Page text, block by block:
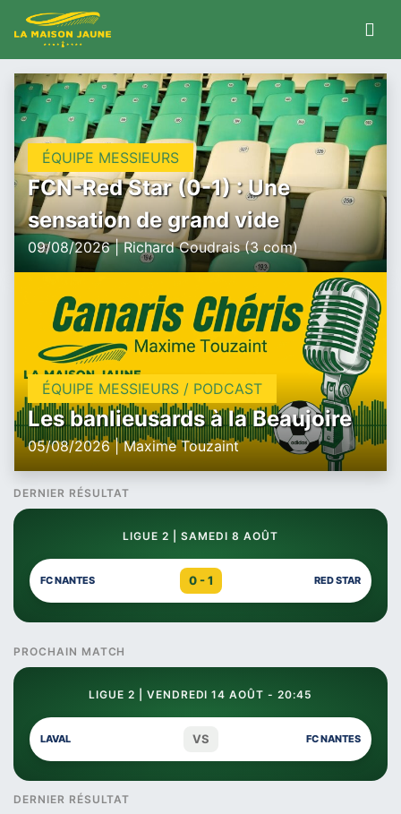
ÉQUIPE MESSIEURS
FCN-Red Star (0-1) : Une
sensation de grand vide
09/08/2026 | Richard Coudrais (3 com)
ÉQUIPE MESSIEURS / PODCAST
Les banlieusards à la Beaujoire
05/08/2026 | Maxime Touzaint
DERNIER RÉSULTAT
LIGUE 2 | SAMEDI 8 AOÛT
FC NANTES 0 - 1 RED STAR
PROCHAIN MATCH
LIGUE 2 | VENDREDI 14 AOÛT - 20:45
LAVAL VS FC NANTES
DERNIER RÉSULTAT